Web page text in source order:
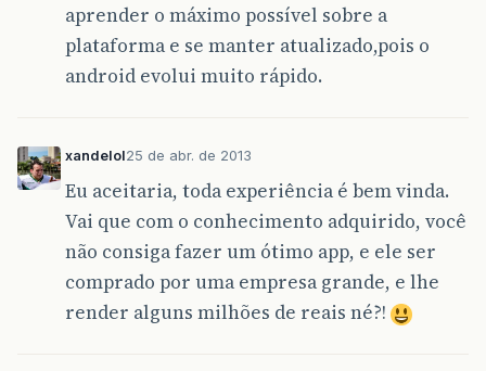
aprender o máximo possível sobre a
plataforma e se manter atualizado,pois o
android evolui muito rápido.
xandelol25 de abr. de 2013
Eu aceitaria, toda experiência é bem vinda.
Vai que com o conhecimento adquirido, você
não consiga fazer um ótimo app, e ele ser
comprado por uma empresa grande, e lhe
render alguns milhões de reais né?!